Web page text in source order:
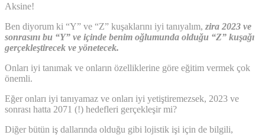
Aksine!
Ben diyorum ki “Y” ve “Z” kuşaklarını iyi tanıyalım, zira 2023 ve
sonrasını bu “Y” ve içinde benim oğlumunda olduğu “Z” kuşağı
gerçekleştirecek ve yönetecek.
Onları iyi tanımak ve onların özelliklerine göre eğitim vermek çok
önemli.
Eğer onları iyi tanıyamaz ve onları iyi yetiştiremezsek, 2023 ve
sonrası hatta 2071 (!) hedefleri gerçekleşir mi?
Diğer bütün iş dallarında olduğu gibi lojistik işi için de bilgili,